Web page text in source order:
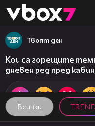
👾
Всички
Твоят ден
Кои са горещите
дневен ред пред
03:59